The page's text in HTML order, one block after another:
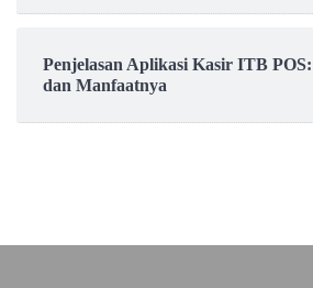
Penjelasan Aplikasi Kasir ITB
dan Manfaatnya